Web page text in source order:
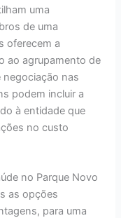
uma
de uma
oferecem a
ao agrupamento de
negociação nas
podem incluir a
à entidade que
no custo
no Parque Novo
as opções
para uma